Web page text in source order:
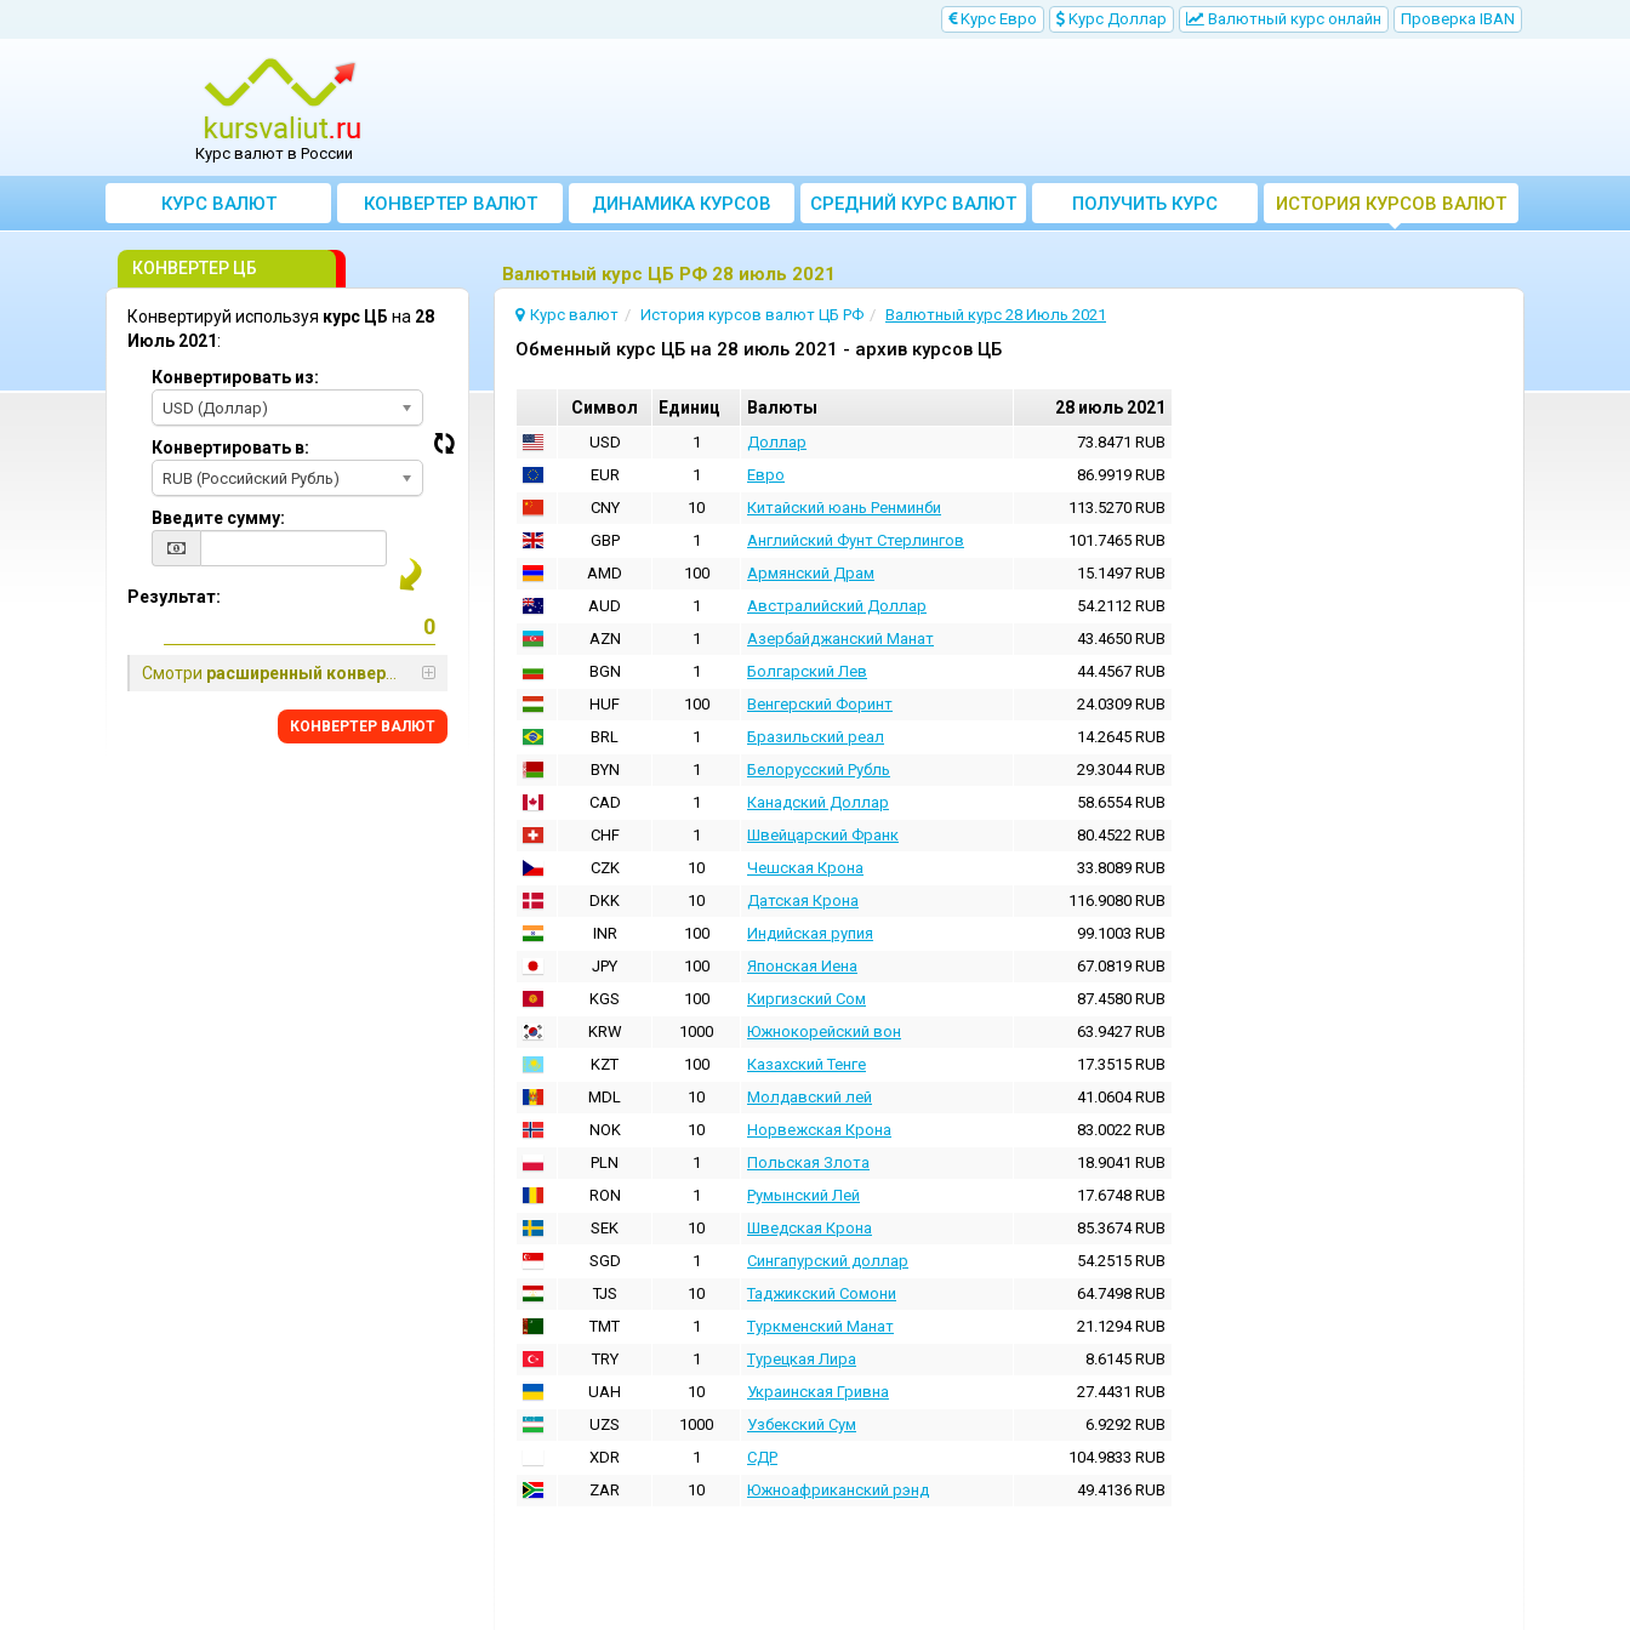
Kурс Евро Kурс Доллар Bалютный курс онлайн Проверка IBAN
Курс валют в России
КУРС ВАЛЮТ КОНВЕРТЕР ВАЛЮТ ДИНАМИКА КУРСОВ
CРЕДНИЙ КУРС ВАЛЮТ
ЗА МЕСЯЦ
ПОЛУЧИТЬ КУРС
ВАЛЮТ ЦБ
ИСТОРИЯ КУРСОВ ВАЛЮТ
ЦБ РФ
Bалютный курс ЦБ РФ 28 июль 2021
Курс валют История курсов валют ЦБ РФ Валютный курс 28 Июль 2021
Oбменный курс ЦБ на 28 июль 2021 - архив курсов ЦБ
Cимвол Единиц Валюты 28 июль 2021
USD 1 Доллар 73.8471 RUB
EUR
1 Евро 86.9919 RUB
CNY
10 Китайский юань Ренминби 113.5270 RUB
GBP
1 Английский Фунт Стерлингов 101.7465 RUB
AMD
100 Армянский Драм 15.1497 RUB
AUD
1 Австралийский Доллар 54.2112 RUB
AZN
1 Азербайджанский Манат 43.4650 RUB
BGN
1 Болгарский Лев 44.4567 RUB
HUF
100 Венгерский Форинт 24.0309 RUB
BRL
1 Бразильский реал 14.2645 RUB
BYN
1 Белорусский Рубль 29.3044RUB
CAD
1 Канадский Доллар 58.6554RUB
CHF
1 Швейцарский Франк 80.4522 RUB
CZK
10 Чешская Крона 33.8089 RUB
DKK
10 Датская Крона 116.9080 RUB
INR
100 Индийская pупия 99.1003 RUB
JPY
100 Японская Иена 67.0819 RUB
KGS
100 Киргизский Сом 87.4580 RUB
KRW
1000 Южнокорейский вон 63.9427 RUB
KZT
100 Казахский Тенге 17.3515 RUB
MDL
10 Молдавский лей 41.0604RUB
NOK
10 Норвежская Крона 83.0022 RUB
PLN
1 Польская Злота 18.9041 RUB
RON
1 Румынский Лей 17.6748 RUB
SEK
10 Шведская Крона 85.3674RUB
SGD
1 Сингапурский доллар 54.2515 RUB
TJS
10 Таджикский Сомони 64.7498 RUB
TMT
1 Туркменский Манат 21.1294RUB
TRY
1 Турецкая Лира 8.6145 RUB
UAH
10 Украинская Гривна 27.4431 RUB
UZS
1000 Узбекский Сум 6.9292 RUB
XDR
1 СДР 104.9833 RUB
ZAR
10 Южноафриканский рэнд 49.4136 RUB
КОНВЕРТЕР ЦБ
Конвертируй используя курс ЦБ на 28
Июль 2021:
Конвертировать из:
USD (Доллар)
Конвертировать в:
RUB (Российский Рубль)
Введите сумму:
Результат:
Смотри расширенный конвертер
КОНВЕРТЕР ВАЛЮТ